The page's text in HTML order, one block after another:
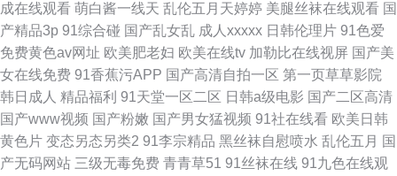
成在线观看 萌白酱一线天 乱伦五月天婷婷 美腿丝袜在线观看 国
产精品3p 91综合碰 国产乱女乱 成人xxxxx 日韩伦理片 91色爱
免费黄色av网址 欧美肥老妇 欧美在线tv 加勒比在线视屏 国产美
女在线免费 91香蕉污APP 国产高清自拍一区 第一页草草影院
韩日成人 精品福利 91天堂一区二区 日韩a级电影 国产二区高清
国产www视频 国产粉嫩 国产男女猛视频 91社在线看 欧美日韩
黄色片 变态另态另类2 91李宗精品 黑丝袜自慰喷水 乱伦五月 国
产无码网站 三级无毒免费 青青草51 91丝袜在线 91九色在线观